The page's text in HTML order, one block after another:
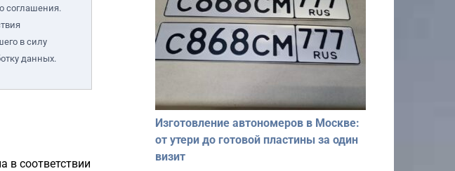
соглашения.
в силу
данных.
в соответствии
Изготовление автономеров в Москве:
от утери до готовой пластины за один
визит